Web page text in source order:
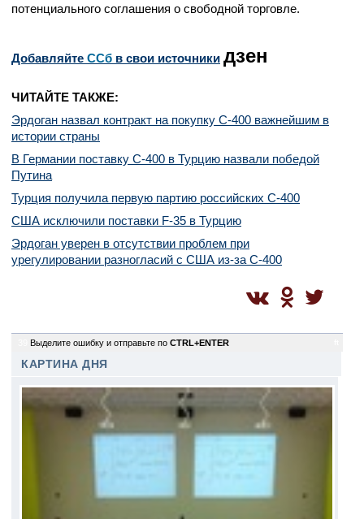
потенциального соглашения о свободной торговле.
Добавляйте CСб в свои источники дзен
ЧИТАЙТЕ ТАКЖЕ:
Эрдоган назвал контракт на покупку С-400 важнейшим в
истории страны
В Германии поставку С-400 в Турцию назвали победой
Путина
Турция получила первую партию российских С-400
США исключили поставки F-35 в Турцию
Эрдоган уверен в отсутствии проблем при
урегулировании разногласий с США из-за С-400
Выделите ошибку и отправьте по CTRL+ENTER
КАРТИНА ДНЯ